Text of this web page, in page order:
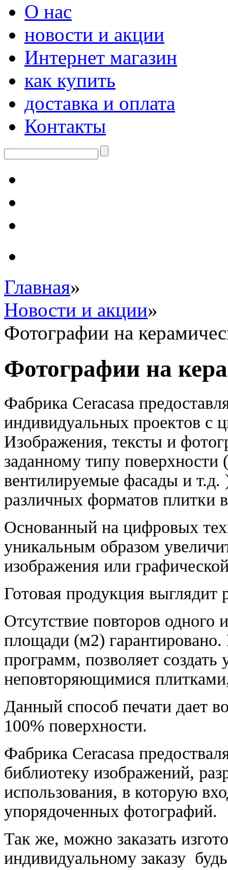
О нас
новости и акции
Интернет магазин
как купить
доставка и оплата
Контакты
Главная»
Новости и акции»
Фотографии на
Фотографии на
Фабрика Ceracasa
индивидуальных проектов с
Изображения, тексты и
заданному типу
вентилируемые фасады и
различных форматов плитки
Основанный на цифровых
уникальным образом
изображения или
Готовая продукция выглядит
Отсутствие повторов одного
площади (м2)
программ, позволяет создать
неповторяющимися
Данный способ печати дает
100% поверхности.
Фабрика Ceracasa
библиотеку изображений,
использования, в которую
упорядоченных фотографий.
Так же, можно заказать
индивидуальному заказу